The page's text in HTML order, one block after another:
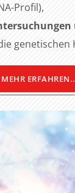
Profil),
MEHR